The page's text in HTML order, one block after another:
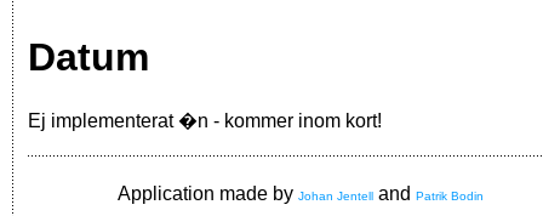
Datum
Ej implementerat �n - kommer inom kort!
Application made by Johan Jentell and Patrik Bodin